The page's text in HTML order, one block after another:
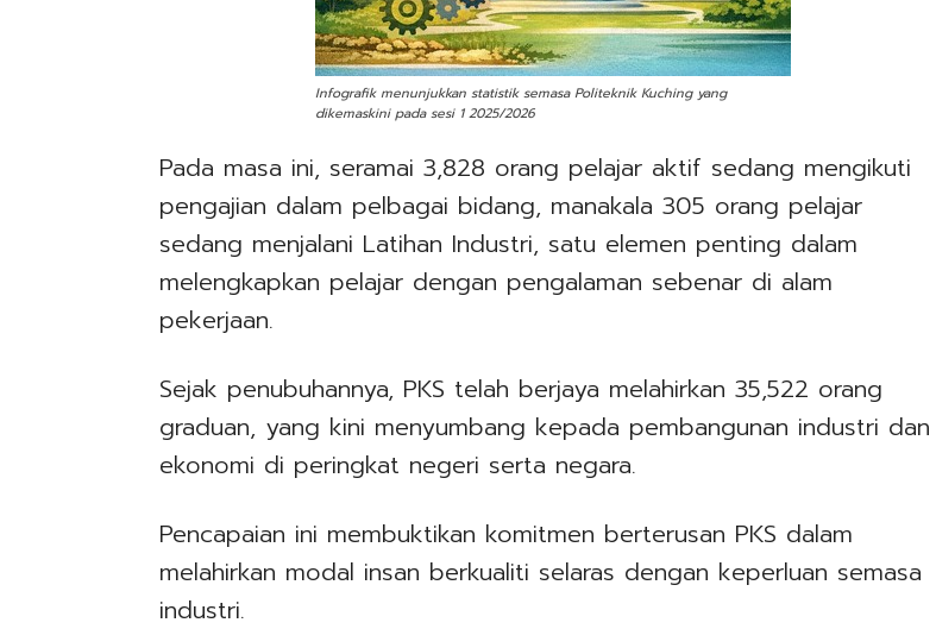
Infografik menunjukkan statistik semasa Politeknik Kuching yang
dikemaskini pada sesi 1 2025/2026
Pada masa ini, seramai 3,828 orang pelajar aktif sedang mengikuti
pengajian dalam pelbagai bidang, manakala 305 orang pelajar
sedang menjalani Latihan Industri, satu elemen penting dalam
melengkapkan pelajar dengan pengalaman sebenar di alam
pekerjaan.
Sejak penubuhannya, PKS telah berjaya melahirkan 35,522 orang
graduan, yang kini menyumbang kepada pembangunan industri dan
ekonomi di peringkat negeri serta negara.
Pencapaian ini membuktikan komitmen berterusan PKS dalam
melahirkan modal insan berkualiti selaras dengan keperluan semasa
industri.